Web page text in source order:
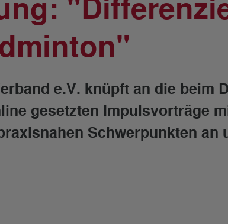
e.V. knüpft an die beim
gesetzten Impulsvorträge
Schwerpunkten an